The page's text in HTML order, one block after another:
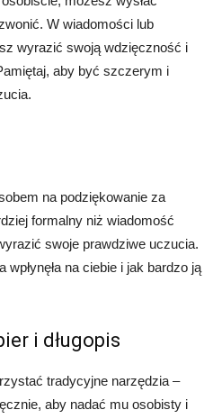
W wiadomości lub
wyrazić swoją wdzięczność i
aby być szczerym i
na podziękowanie za
formalny niż wiadomość
swoje prawdziwe uczucia.
na ciebie i jak bardzo ją
i długopis
tradycyjne narzędzia –
aby nadać mu osobisty i